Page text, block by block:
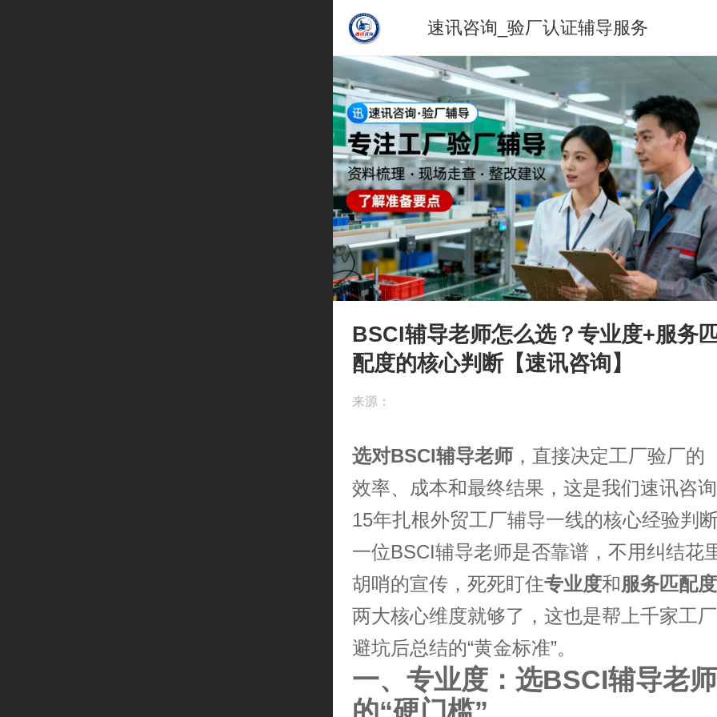
速讯咨询_验厂认证辅导服务
BSCI辅导老师怎么选？专业度+服务
配度的核心判断【速讯咨询】
来源：
选对BSCI辅导老师 ，直接决定工厂验厂的
效率、成本和最终结果，这是我们速讯咨询
15年扎根外贸工厂辅导一线的核心经验判
一位BSCI辅导老师是否靠谱，不用纠结花
胡哨的宣传，死死盯住专业度和服务匹配度
两大核心维度就够了，这也是帮上千家工厂
避坑后总结的“黄金标准”。
一、专业度：选BSCI辅导老师